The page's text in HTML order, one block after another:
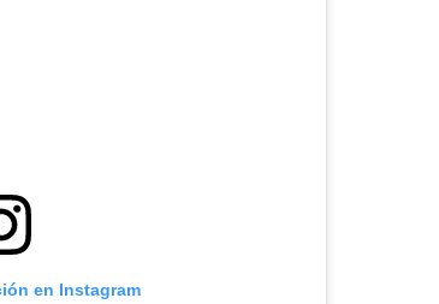
en Instagram